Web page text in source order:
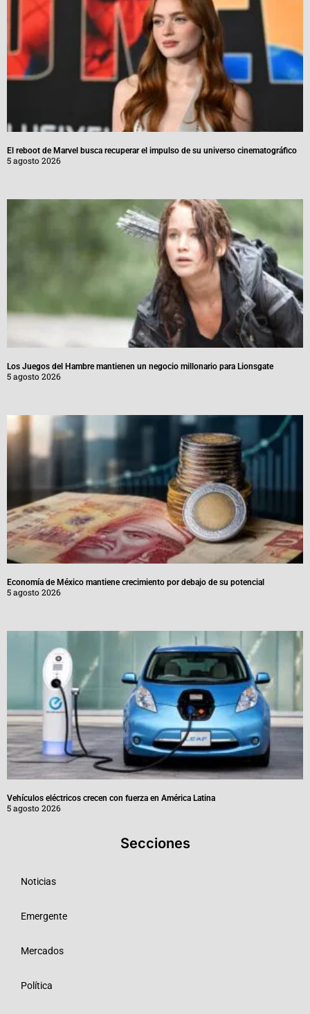
El reboot de Marvel busca recuperar el impulso de su universo cinematográfico
5 agosto 2026
Los Juegos del Hambre mantienen un negocio millonario para Lionsgate
5 agosto 2026
Economía de México mantiene crecimiento por debajo de su potencial
5 agosto 2026
Vehículos eléctricos crecen con fuerza en América Latina
5 agosto 2026
Secciones
Noticias
Emergente
Mercados
Política